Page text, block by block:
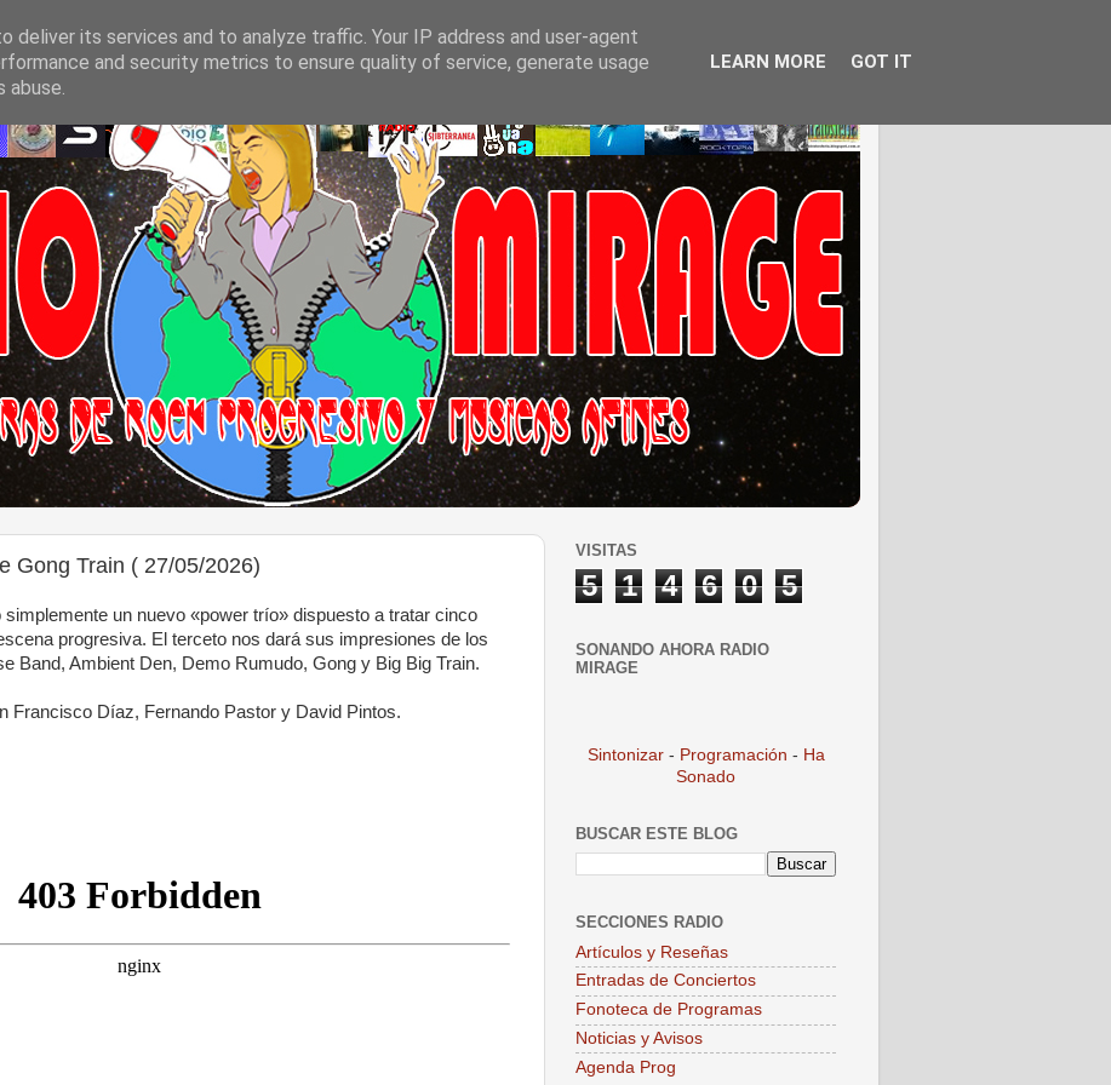
Gong Train ( 27/05/2026)
un nuevo «power trío» dispuesto a tratar cinco
progresiva. El terceto nos dará sus impresiones de los
Band, Ambient Den, Demo Rumudo, Gong y Big Big Train.
Francisco Díaz, Fernando Pastor y David Pintos.
VISITAS
5 1 4 6 0 5
SONANDO AHORA RADIO
MIRAGE
Sintonizar - Programación - Ha
Sonado
BUSCAR ESTE BLOG
SECCIONES RADIO
Artículos y Reseñas
Entradas de Conciertos
Fonoteca de Programas
Noticias y Avisos
Agenda Prog
deliver its services and to analyze traffic. Your IP address and user-agent
and security metrics to ensure quality of service, generate usage
abuse.
LEARN MORE GOT IT